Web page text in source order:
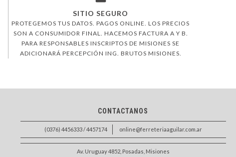
SITIO SEGURO
PROTEGEMOS TUS DATOS. PAGOS ONLINE. LOS PRECIOS
SON A CONSUMIDOR FINAL. HACEMOS FACTURA A Y B.
PARA RESPONSABLES INSCRIPTOS DE MISIONES SE
ADICIONARÁ PERCEPCIÓN ING. BRUTOS MISIONES.
CONTACTANOS
(0376) 4456333 / 4457174 online@ferreteriaaguilar.com.ar
Av. Uruguay 4852, Posadas, Misiones